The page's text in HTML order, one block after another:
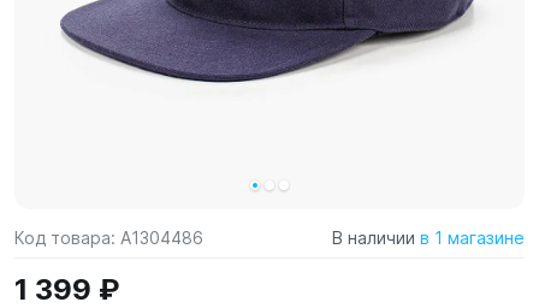
Код товара: A1304486 В наличии в 1 магазине
1 399 ₽